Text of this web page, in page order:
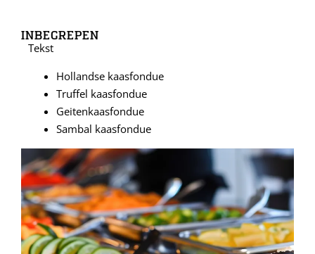
INBEGREPEN
Tekst
Hollandse kaasfondue
Truffel kaasfondue
Geitenkaasfondue
Sambal kaasfondue